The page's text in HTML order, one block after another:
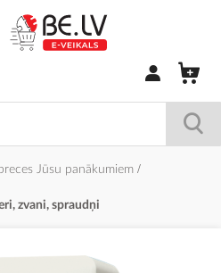
Pierakstīties/
Jūsu panākumiem
zvani, spraudņi